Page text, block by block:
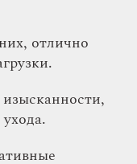
отлично